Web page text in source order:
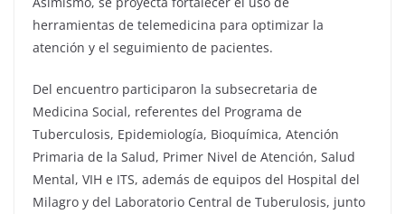
herramientas de telemedicina para optimizar la
atención y el seguimiento de pacientes.
Del encuentro participaron la subsecretaria de
Medicina Social, referentes del Programa de
Tuberculosis, Epidemiología, Bioquímica, Atención
Primaria de la Salud, Primer Nivel de Atención, Salud
Mental, VIH e ITS, además de equipos del Hospital del
Milagro y del Laboratorio Central de Tuberulosis, junto